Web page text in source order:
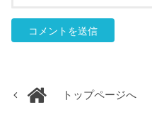
トップページへ